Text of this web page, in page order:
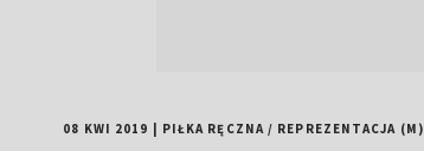
08 KWI 2019 PIŁKA RĘCZNA/ REPREZENTACJA (M)